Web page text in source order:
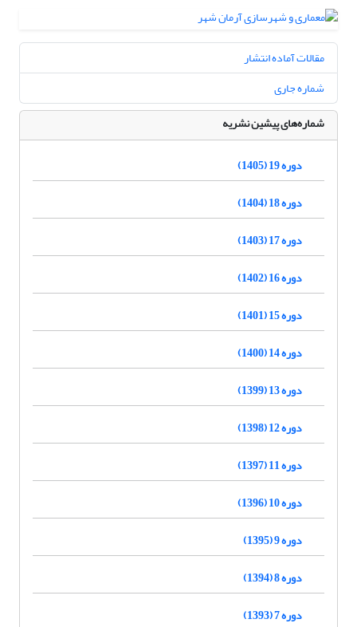
مقالات آماده انتشار
شماره جاری
شماره‌های پیشین نشریه
دوره 19 (1405)
دوره 18 (1404)
دوره 17 (1403)
دوره 16 (1402)
دوره 15 (1401)
دوره 14 (1400)
دوره 13 (1399)
دوره 12 (1398)
دوره 11 (1397)
دوره 10 (1396)
دوره 9 (1395)
دوره 8 (1394)
دوره 7 (1393)